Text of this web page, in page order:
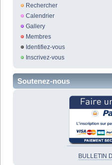
Rechercher
Calendrier
Gallery
Membres
Identifiez-vous
Inscrivez-vous
Soutenez-nous
BULLETIN